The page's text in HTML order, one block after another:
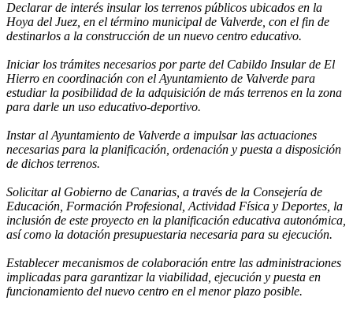
Declarar de interés insular los terrenos públicos ubicados en la
Hoya del Juez, en el término municipal de Valverde, con el fin de
destinarlos a la construcción de un nuevo centro educativo.
Iniciar los trámites necesarios por parte del Cabildo Insular de El
Hierro en coordinación con el Ayuntamiento de Valverde para
estudiar la posibilidad de la adquisición de más terrenos en la zona
para darle un uso educativo-deportivo.
Instar al Ayuntamiento de Valverde a impulsar las actuaciones
necesarias para la planificación, ordenación y puesta a disposición
de dichos terrenos.
Solicitar al Gobierno de Canarias, a través de la Consejería de
Educación, Formación Profesional, Actividad Física y Deportes, la
inclusión de este proyecto en la planificación educativa autonómica,
así como la dotación presupuestaria necesaria para su ejecución.
Establecer mecanismos de colaboración entre las administraciones
implicadas para garantizar la viabilidad, ejecución y puesta en
funcionamiento del nuevo centro en el menor plazo posible.